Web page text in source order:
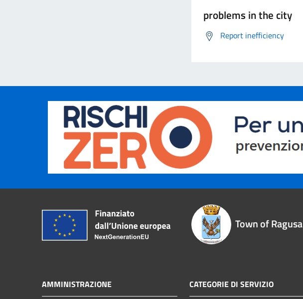
problems in the city
Report inefficiency
Town of Ragusa
AMMINISTRAZIONE CATEGORIE DI SERVIZIO